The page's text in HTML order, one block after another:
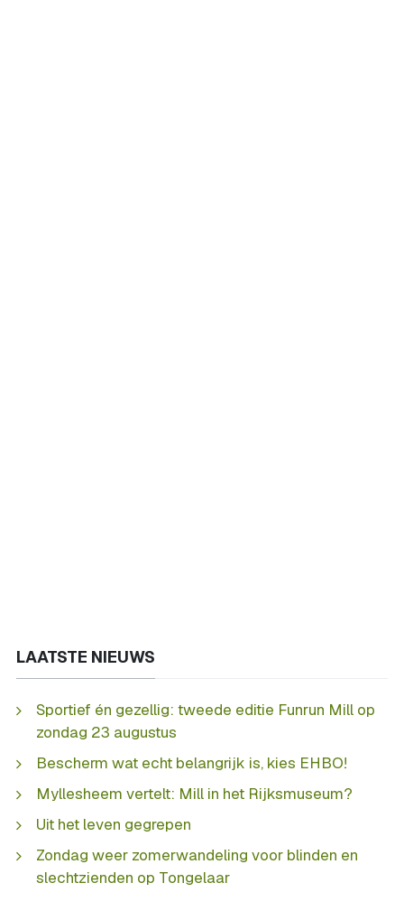
LAATSTE NIEUWS
Sportief én gezellig: tweede editie Funrun Mill op
zondag 23 augustus
Bescherm wat echt belangrijk is, kies EHBO!
Myllesheem vertelt: Mill in het Rijksmuseum?
Uit het leven gegrepen
Zondag weer zomerwandeling voor blinden en
slechtzienden op Tongelaar